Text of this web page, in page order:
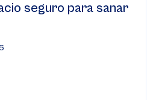
seguro para sanar